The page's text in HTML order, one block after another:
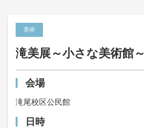
美術
滝美展～小さな美術館～
会場
滝尾校区公民館
日時